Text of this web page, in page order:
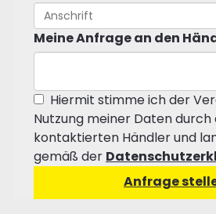
Meine Anfrage an den
Hiermit stimme ich der
Nutzung meiner Daten durch
kontaktierten Händler und
gemäß der